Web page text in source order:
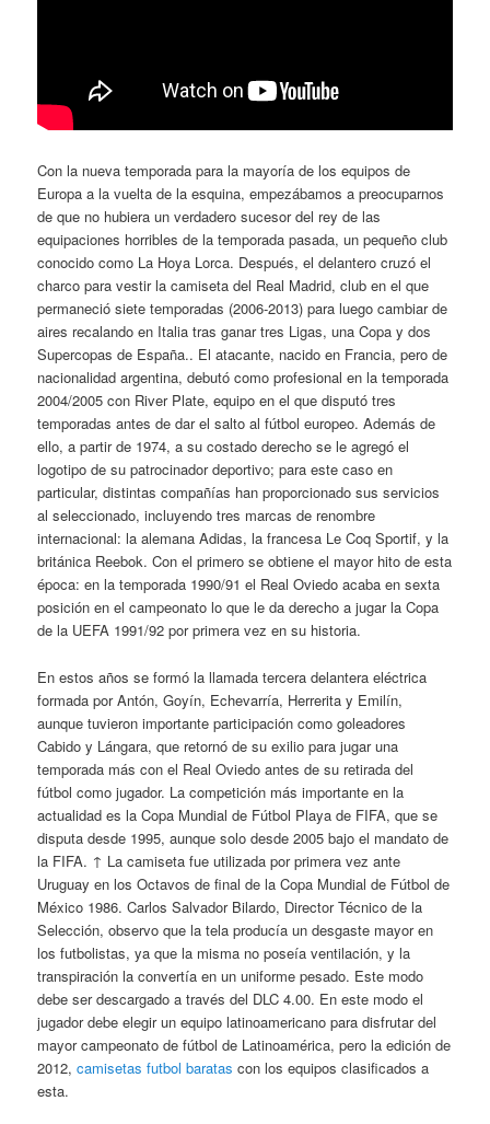
Con la nueva temporada para la mayoría de los equipos de
Europa a la vuelta de la esquina, empezábamos a preocuparnos
de que no hubiera un verdadero sucesor del rey de las
equipaciones horribles de la temporada pasada, un pequeño club
conocido como La Hoya Lorca. Después, el delantero cruzó el
charco para vestir la camiseta del Real Madrid, club en el que
permaneció siete temporadas (2006-2013) para luego cambiar de
aires recalando en Italia tras ganar tres Ligas, una Copa y dos
Supercopas de España.. El atacante, nacido en Francia, pero de
nacionalidad argentina, debutó como profesional en la temporada
2004/2005 con River Plate, equipo en el que disputó tres
temporadas antes de dar el salto al fútbol europeo. Además de
ello, a partir de 1974, a su costado derecho se le agregó el
logotipo de su patrocinador deportivo; para este caso en
particular, distintas compañías han proporcionado sus servicios
al seleccionado, incluyendo tres marcas de renombre
internacional: la alemana Adidas, la francesa Le Coq Sportif, y la
británica Reebok. Con el primero se obtiene el mayor hito de esta
época: en la temporada 1990/91 el Real Oviedo acaba en sexta
posición en el campeonato lo que le da derecho a jugar la Copa
de la UEFA 1991/92 por primera vez en su historia.
En estos años se formó la llamada tercera delantera eléctrica
formada por Antón, Goyín, Echevarría, Herrerita y Emilín,
aunque tuvieron importante participación como goleadores
Cabido y Lángara, que retornó de su exilio para jugar una
temporada más con el Real Oviedo antes de su retirada del
fútbol como jugador. La competición más importante en la
actualidad es la Copa Mundial de Fútbol Playa de FIFA, que se
disputa desde 1995, aunque solo desde 2005 bajo el mandato de
la FIFA. ↑ La camiseta fue utilizada por primera vez ante
Uruguay en los Octavos de final de la Copa Mundial de Fútbol de
México 1986. Carlos Salvador Bilardo, Director Técnico de la
Selección, observo que la tela producía un desgaste mayor en
los futbolistas, ya que la misma no poseía ventilación, y la
transpiración la convertía en un uniforme pesado. Este modo
debe ser descargado a través del DLC 4.00. En este modo el
jugador debe elegir un equipo latinoamericano para disfrutar del
mayor campeonato de fútbol de Latinoamérica, pero la edición de
2012,camisetas futbol baratas con los equipos clasificados a
esta.